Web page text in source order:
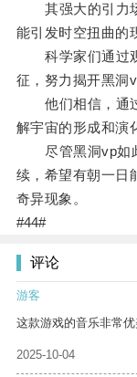
其强大的引力场
能引发时空扭曲的
科学家们通过观
征，努力揭开黑洞
他们相信，通过
解宇宙的形成和演
尽管黑洞vp如此
续，希望有朝一日
奇异现象。
#44#
评论
游客
这款游戏的音乐非常优
2025-10-04